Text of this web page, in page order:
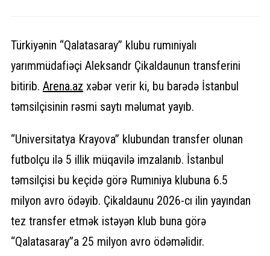
Türkiyənin “Qalatasaray” klubu rumıniyalı
yarımmüdafiəçi Aleksandr Çikaldaunun transferini
bitirib. Arena.az xəbər verir ki, bu barədə İstanbul
təmsilçisinin rəsmi saytı məlumat yayıb.
“Universitatya Krayova” klubundan transfer olunan
futbolçu ilə 5 illik müqavilə imzalanıb. İstanbul
təmsilçisi bu keçidə görə Rumıniya klubuna 6.5
milyon avro ödəyib. Çikaldaunu 2026-cı ilin yayından
tez transfer etmək istəyən klub buna görə
“Qalatasaray”a 25 milyon avro ödəməlidir.